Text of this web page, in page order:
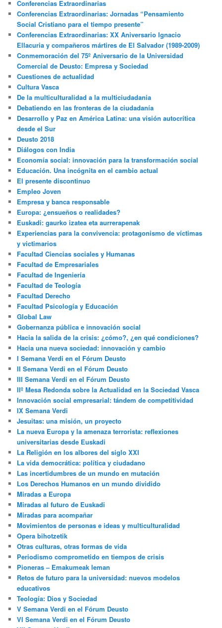
Conferencias Extraordinarias
Conferencias Extraordinarias: Jornadas “Pensamiento
Social Cristiano para el tiempo presente”
Conferencias Extraordinarias: XX Aniversario Ignacio
Ellacuria y compañeros mártires de El Salvador (1989-2009)
Conmemoración del 75º Aniversario de la Universidad
Comercial de Deusto: Empresa y Sociedad
Cuestiones de actualidad
Cultura Vasca
De la multiculturalidad a la multiciudadania
Debatiendo en las fronteras de la ciudadanía
Desarrollo y Paz en América Latina: una visión autocrítica
desde el Sur
Deusto 2018
Diálogos con India
Economía social: innovación para la transformación social
Educación. Una incógnita en el cambio actual
El presente discontinuo
Empleo Joven
Empresa y banca responsable
Europa: ¿ensueños o realidades?
Euskadi: gaurko izatea eta aurrerapenak
Experiencias para la convivencia: protagonismo de víctimas
y victimarios
Facultad Ciencias sociales y Humanas
Facultad de Empresariales
Facultad de Ingeniería
Facultad de Teología
Facultad Derecho
Facultad Psicología y Educación
Global Law
Gobernanza pública e innovación social
Hacia la salida de la crisis: ¿cómo?, ¿en qué condiciones?
Hacia una nueva sociedad: innovación y cambio
I Semana Verdi en el Fórum Deusto
II Semana Verdi en el Fórum Deusto
III Semana Verdi en el Fórum Deusto
IIº Mesa Redonda sobre la Actualidad en la Sociedad Vasca
Innovación social empresarial: tándem de competitividad
IX Semana Verdi
Jesuitas: una misión, un proyecto
La nueva Europa y la amenaza terrorista: reflexiones
universitarias desde Euskadi
La Religión en los albores del siglo XXI
La vida democrática: política y ciudadano
Las incertidumbres de un mundo en mutación
Los Derechos Humanos en un mundo dividido
Miradas a Europa
Miradas al futuro de Euskadi
Miradas para acompañar
Movimientos de personas e ideas y multiculturalidad
Opera bihotzetik
Otras culturas, otras formas de vida
Periodismo comprometido en tiempos de crisis
Pioneras – Emakumeak leman
Retos de futuro para la universidad: nuevos modelos
educativos
Teología: Dios y Sociedad
V Semana Verdi en el Fórum Deusto
VI Semana Verdi en el Fórum Deusto